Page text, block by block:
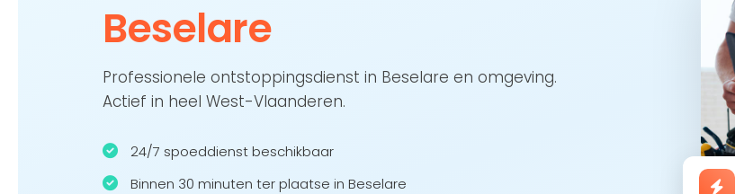
Beselare
Professionele ontstoppingsdienst in Beselare en omgeving.
Actief in heel West-Vlaanderen.
24/7 spoeddienst beschikbaar
Binnen 30 minuten ter plaatse in Beselare